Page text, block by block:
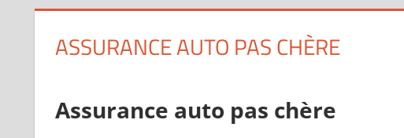
ASSURANCE AUTO PAS CHÈRE
Assurance auto pas chère